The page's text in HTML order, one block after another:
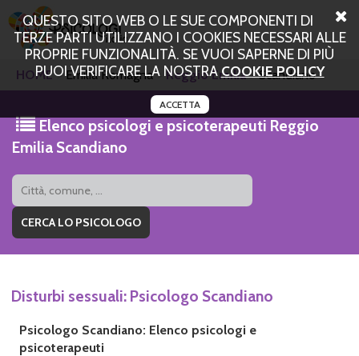
QUESTO SITO WEB O LE SUE COMPONENTI DI
TERZE PARTI UTILIZZANO I COOKIES NECESSARI ALLE
PROPRIE FUNZIONALITÀ. SE VUOI SAPERNE DI PIÙ
PUOI VERIFICARE LA NOSTRACOOKIE POLICY
ACCETTA
HOME Emilia Romagna Reggio Emilia Scandiano
Elenco psicologi e psicoterapeuti Reggio
Emilia Scandiano
Disturbi sessuali: Psicologo Scandiano
Psicologo Scandiano: Elenco psicologi e
psicoterapeuti